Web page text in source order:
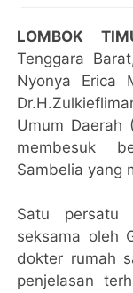
LOMBOK
Tenggara
Nyonya Erica
Umum Daerah
membesuk
Sambelia yang
Satu persatu
seksama oleh
dokter rumah
penjelasan